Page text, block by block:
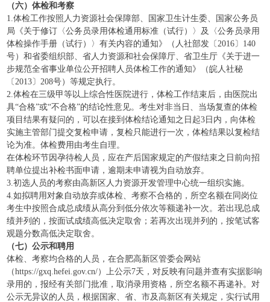
（六）体检和考察
1.体检工作按照人力资源社会保障部、国家卫生计生委、国家公务员
局《关于修订〈公务员录用体检通用标准（试行）〉及〈公务员录用
体检操作手册（试行）〉有关内容的通知》（人社部发〔2016〕140
号）和省委组织部、省人力资源和社会保障厅、省卫生厅《关于进一
步规范全省事业单位公开招聘人员体检工作的通知》（皖人社秘
〔2013〕208号）等规定执行。
2.体检在三级甲等以上综合性医院进行，体检工作结束后，由医院出
具“合格”或“不合格”的结论性意见。考生对非当日、当场复查的体检
项目结果有疑问的，可以在接到体检结论通知之日起3日内，向体检
实施主管部门提交复检申请，复检只能进行一次，体检结果以复检结
论为准。体检费用由考生自理。
在体检环节因孕待检人员，应在产后国家规定的产假结束之日前向招
聘单位提出补检书面申请，逾期未申请视为自动放弃。
3.初选人员的考察由高新区人力资源开发管理中心统一组织实施。
4.如拟聘用对象自动放弃或体检、考察不合格的，所空名额在同岗位
考生中按照合成总成绩从高分到低分依次等额递补一次。若出现总成
绩并列的，按面试成绩高低决定取舍；若再次出现并列的，按笔试客
观题分数高低决定取舍。
（七）公示和聘用
体检、考察均合格的人员，在合肥高新区管委会网站
（https://gxq.hefei.gov.cn/）上公示7天，对反映有问题并查有实据影响
录用的，报经有关部门批准，取消录用资格，所空名额不再递补。对
公示无异议的人员，根据国家、省、市及高新区有关规定，实行试用